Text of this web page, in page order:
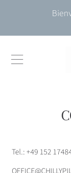
ALLER AU
Tel.: +49 152